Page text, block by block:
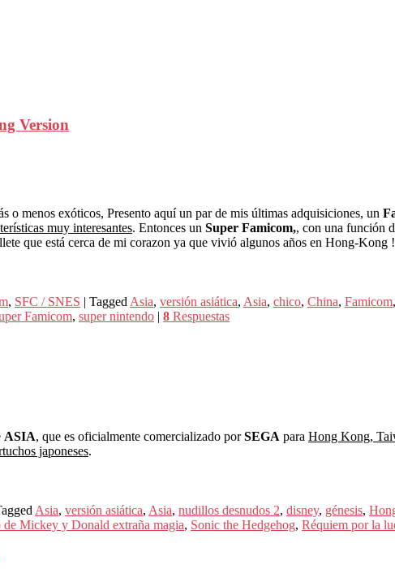
Version
o menos exóticos, Presento aquí un par de mis últimas adquisiciones, un
muy interesantes. Entonces un Super Famicom,, con una función
que está cerca de mi corazon ya que vivió algunos años en Hong-Kong !
, SFC / SNES | Tagged Asia, versión asiática, Asia, chico, China, Famicom,
Famicom, super nintendo | 8 Respuestas
ASIA, que es oficialmente comercializado porSEGA para Hong Kong,
japoneses.
Asia, versión asiática, Asia, nudillos desnudos 2, disney, génesis,
de Mickey y Donald extraña magia, Sonic the Hedgehog, Réquiem por la